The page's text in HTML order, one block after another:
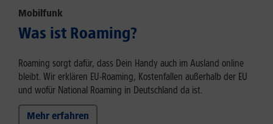
Mobilfunk
Was ist Roaming?
Roaming sorgt dafür, dass Dein Handy auch im Ausland online
bleibt. Wir erklären EU-Roaming, Kostenfallen außerhalb der EU
und wofür National Roaming in Deutschland da ist.
Mehr erfahren